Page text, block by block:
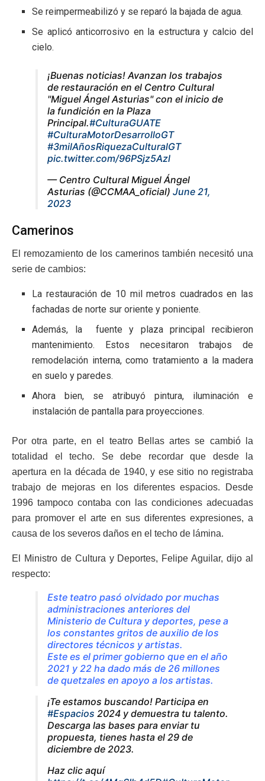
Se reimpermeabilizó y se reparó la bajada de agua.
Se aplicó anticorrosivo en la estructura y calcio del
cielo.
¡Buenas noticias! Avanzan los trabajos
de restauración en el Centro Cultural
"Miguel Ángel Asturias" con el inicio de
la fundición en la Plaza
Principal.#CulturaGUATE
#CulturaMotorDesarrolloGT
#3milAñosRiquezaCulturalGT
pic.twitter.com/96PSjz5Azl
— Centro Cultural Miguel Ángel
Asturias (@CCMAA_oficial) June 21,
2023
Camerinos
El remozamiento de los camerinos también necesitó una
serie de cambios:
La restauración de 10 mil metros cuadrados en las
fachadas de norte sur oriente y poniente.
Además, la fuente y plaza principal recibieron
mantenimiento. Estos necesitaron trabajos de
remodelación interna, como tratamiento a la madera
en suelo y paredes.
Ahora bien, se atribuyó pintura, iluminación e
instalación de pantalla para proyecciones.
Por otra parte, en el teatro Bellas artes se cambió la
totalidad el techo. Se debe recordar que desde la
apertura en la década de 1940, y ese sitio no registraba
trabajo de mejoras en los diferentes espacios. Desde
1996 tampoco contaba con las condiciones adecuadas
para promover el arte en sus diferentes expresiones, a
causa de los severos daños en el techo de lámina.
El Ministro de Cultura y Deportes, Felipe Aguilar, dijo al
respecto:
Este teatro pasó olvidado por muchas
administraciones anteriores del
Ministerio de Cultura y deportes, pese a
los constantes gritos de auxilio de los
directores técnicos y artistas.
Este es el primer gobierno que en el año
2021 y 22 ha dado más de 26 millones
de quetzales en apoyo a los artistas.
¡Te estamos buscando! Participa en
#Espacios 2024 y demuestra tu talento.
Descarga las bases para enviar tu
propuesta, tienes hasta el 29 de
diciembre de 2023.
Haz clic aquí